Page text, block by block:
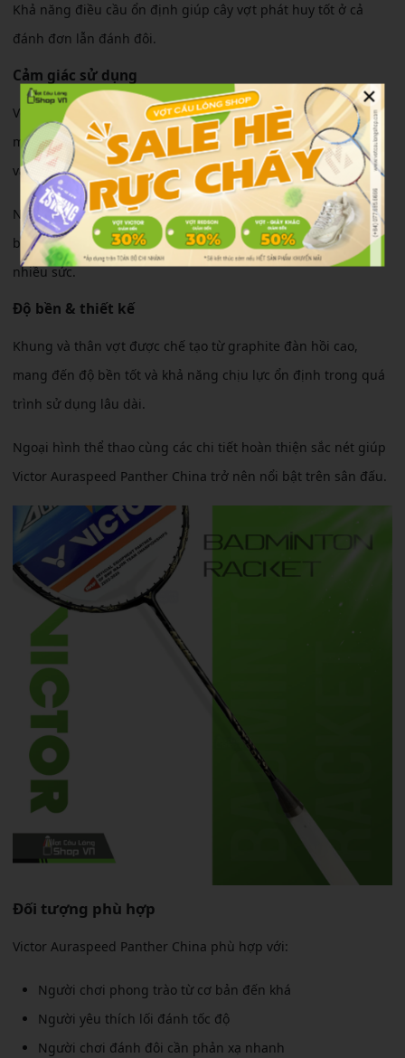
Khả năng điều cầu ổn định giúp cây vợt phát huy tốt ở cả
đánh đơn lẫn đánh đôi.
Cảm giác sử dụng
Với độ cứng trung bình và trọng lượng dễ làm quen, vợt
mang lại cảm giác đánh thoải mái, hạn chế áp lực lên cổ tay
và cánh tay.
Người chơi dễ dàng kiểm soát đường cầu, thực hiện các pha
bỏ nhỏ, điều cầu hoặc tấn công mà không cần dùng quá
nhiều sức.
Độ bền & thiết kế
Khung và thân vợt được chế tạo từ graphite đàn hồi cao,
mang đến độ bền tốt và khả năng chịu lực ổn định trong quá
trình sử dụng lâu dài.
Ngoại hình thể thao cùng các chi tiết hoàn thiện sắc nét giúp
Victor Auraspeed Panther China trở nên nổi bật trên sân đấu.
Đối tượng phù hợp
Victor Auraspeed Panther China phù hợp với:
Người chơi phong trào từ cơ bản đến khá
Người yêu thích lối đánh tốc độ
Người chơi đánh đôi cần phản xạ nhanh
×